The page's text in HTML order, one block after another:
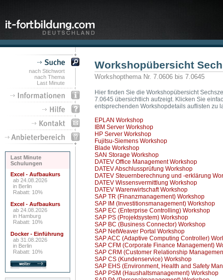
nach Stichwort
nach Thema
Last Minute
Last Minute
Schulungen
Excel - Aufbaukurs
ab 24.08.2026
in Berlin
Rabatt: 10%
Excel - Aufbaukurs
ab 24.08.2026
in Hamburg
Rabatt: 10%
Docker - Einführung
ab 31.08.2026
in Berlin
Rabatt: 10%
Workshopübersicht
Workshopthema Nr. 7.0606 bis 7.0645
Hier finden Sie die Workshopübersicht
7.0645 übersichtlich aufzeigt. Klicken Sie
entsprechenden Workshopdetails auflisten zu
EPLAN Workshop
IBM Server Workshop
HP Server Workshop
Fujitsu-Siemens Workshop
Blade Workshop
SAN Storage Workshop
DATEV Office Management Workshop
DATEV Abschlussprüfung Workshop
DATEV Steuernberechnung und -erklärung
DATEV Wissensvermittlung Workshop
DATEV Warenwirtschaft Workshop
SAP TR (Finanzmanagement) Workshop
SAP IM (Investitionsmanagement) Workshop
SAP EC (Enterprise Controlling) Workshop
SAP PS (Projektsystem) Workshop
SAP BC (Business Connector) Workshop
SAP NetWeaver Portal Workshop
SAP ACC (Adaptive Computing Controller)
SAP CFM (Corporate Finance Management)
SAP CRM (Customer Relationship
SAP CS (Kundenservice) Workshop
SAP EHS (Environment, Health and Safety
SAP PSM (Haushaltsmanagement) Workshop